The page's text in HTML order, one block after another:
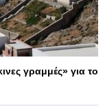
γραμμές» για το